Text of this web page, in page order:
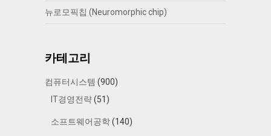
뉴로모픽칩 (Neuromorphic chip)
카테고리
컴퓨터시스템 (900)
IT경영전략(51)
소프트웨어공학(140)